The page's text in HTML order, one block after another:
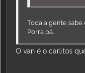
Toda a gente sabe
Porra pá.
O van é o carlitos